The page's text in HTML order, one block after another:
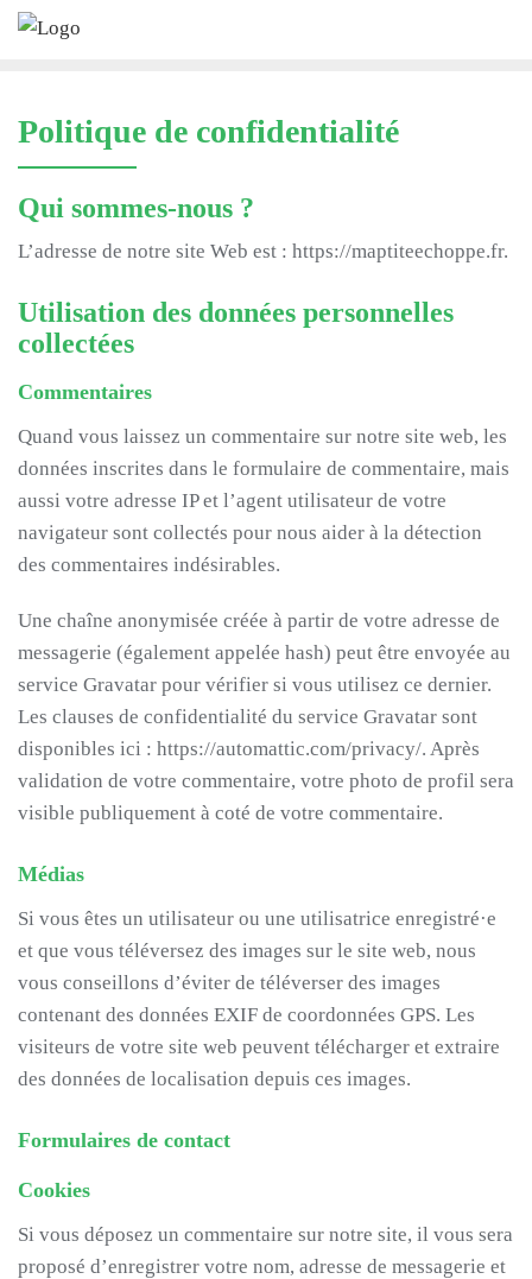
Skip
Politique de confidentialité
Qui sommes-nous ?
L’adresse de notre site Web est : https://maptiteechoppe.fr.
Utilisation des données personnelles
collectées
Commentaires
Quand vous laissez un commentaire sur notre site web, les
données inscrites dans le formulaire de commentaire, mais
aussi votre adresse IP et l’agent utilisateur de votre
navigateur sont collectés pour nous aider à la détection
des commentaires indésirables.
Une chaîne anonymisée créée à partir de votre adresse de
messagerie (également appelée hash) peut être envoyée au
service Gravatar pour vérifier si vous utilisez ce dernier.
Les clauses de confidentialité du service Gravatar sont
disponibles ici : https://automattic.com/privacy/. Après
validation de votre commentaire, votre photo de profil sera
visible publiquement à coté de votre commentaire.
Médias
Si vous êtes un utilisateur ou une utilisatrice enregistré·e
et que vous téléversez des images sur le site web, nous
vous conseillons d’éviter de téléverser des images
contenant des données EXIF de coordonnées GPS. Les
visiteurs de votre site web peuvent télécharger et extraire
des données de localisation depuis ces images.
Formulaires de contact
Cookies
Si vous déposez un commentaire sur notre site, il vous sera
proposé d’enregistrer votre nom, adresse de messagerie et